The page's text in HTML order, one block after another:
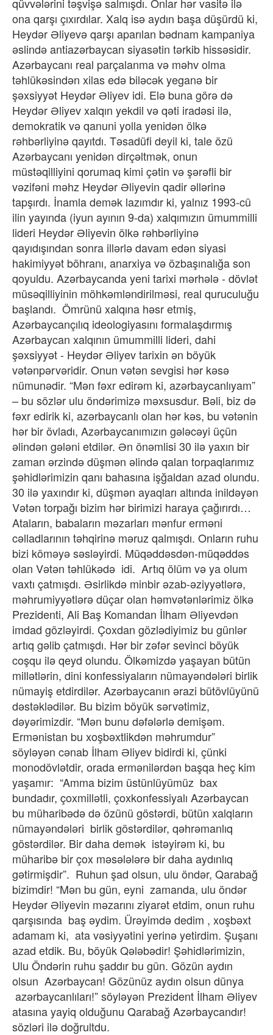
ona qarşı çıxırdılar. Xalq isə aydın başa düşürdü ki,
Heydər Əliyevə qarşı aparılan bədnam kampaniya
əslində antiazərbaycan siyasətin tərkib hissəsidir.
Azərbaycanı real parçalanma və məhv olma
təhlükəsindən xilas edə biləcək yeganə bir
şəxsiyyət Heydər Əliyev idi. Elə buna görə də
Heydər Əliyev xalqın yekdil və qəti iradəsi ilə,
demokratik və qanuni yolla yenidən ölkə
rəhbərliyinə qayıtdı. Təsadüfi deyil ki, tale özü
Azərbaycanı yenidən dirçəltmək, onun
müstəqilliyini qorumaq kimi çətin və şərəfli bir
vəzifəni məhz Heydər Əliyevin qadir əllərinə
tapşırdı. İnamla demək lazımdır ki, yalnız 1993-cü
ilin yayında (iyun ayının 9-da) xalqımızın ümummilli
lideri Heydər Əliyevin ölkə rəhbərliyinə
qayıdışından sonra illərlə davam edən siyasi
hakimiyyət böhranı, anarxiya və özbaşınalığa son
qoyuldu. Azərbaycanda yeni tarixi mərhələ - dövlət
müsəqilliyinin möhkəmləndirilməsi, real quruculuğu
başlandı. Ömrünü xalqına həsr etmiş,
Azərbaycançılıq ideologiyasını formalaşdırmış
Azərbaycan xalqının ümummilli lideri, dahi
şəxsiyyət - Heydər Əliyev tarixin ən böyük
vətənpərvəridir. Onun vətən sevgisi hər kəsə
nümunədir. “Mən fəxr edirəm ki, azərbaycanlıyam”
– bu sözlər ulu öndərimizə məxsusdur. Bəli, biz də
fəxr edirik ki, azərbaycanlı olan hər kəs, bu vətənin
hər bir övladı, Azərbaycanımızın gələcəyi üçün
əlindən gələni etdilər. Ən önəmlisi 30 ilə yaxın bir
zaman ərzində düşmən əlində qalan torpaqlarımız
şəhidlərimizin qanı bahasına işğaldan azad olundu.
30 ilə yaxındır ki, düşmən ayaqları altında inildəyən
Vətən torpağı bizim hər birimizi haraya çağırırdı…
Ataların, babaların məzarları mənfur erməni
cəlladlarının təhqirinə məruz qalmışdı. Onların ruhu
bizi köməyə səsləyirdi. Müqəddəsdən-müqəddəs
olan Vətən təhlükədə idi. Artıq ölüm və ya olum
vaxtı çatmışdı. Əsirlikdə minbir əzab-əziyyətlərə,
məhrumiyyətlərə düçar olan həmvətənlərimiz ölkə
Prezidenti, Ali Baş Komandan İlham Əliyevdən
imdad gözləyirdi. Çoxdan gözlədiyimiz bu günlər
artıq gəlib çatmışdı. Hər bir zəfər sevinci böyük
coşqu ilə qeyd olundu. Ölkəmizdə yaşayan bütün
millətlərin, dini konfessiyaların nümayəndələri birlik
nümayiş etdirdilər. Azərbaycanın ərazi bütövlüyünü
dəstəklədilər. Bu bizim böyük sərvətimiz,
dəyərimizdir. “Mən bunu dəfələrlə demişəm.
Ermənistan bu xoşbəxtlikdən məhrumdur”
söyləyən cənab İlham Əliyev bidirdi ki, çünki
monodövlətdir, orada ermənilərdən başqa heç kim
yaşamır: “Amma bizim üstünlüyümüz bax
bundadır, çoxmillətli, çoxkonfessiyalı Azərbaycan
bu müharibədə də özünü göstərdi, bütün xalqların
nümayəndələri birlik göstərdilər, qəhrəmanlıq
göstərdilər. Bir daha demək istəyirəm ki, bu
müharibə bir çox məsələlərə bir daha aydınlıq
gətirmişdir”. Ruhun şad olsun, ulu öndər, Qarabağ
bizimdir! “Mən bu gün, eyni zamanda, ulu öndər
Heydər Əliyevin məzarını ziyarət etdim, onun ruhu
qarşısında baş əydim. Ürəyimdə dedim , xoşbəxt
adamam ki, ata vəsiyyətini yerinə yetirdim. Şuşanı
azad etdik. Bu, böyük Qələbədir! Şəhidlərimizin,
Ulu Öndərin ruhu şaddır bu gün. Gözün aydın
olsun Azərbaycan! Gözünüz aydın olsun dünya
azərbaycanlıları!” söyləyən Prezident İlham Əliyev
atasına yayiq olduğunu Qarabağ Azərbaycandır!
sözləri ilə doğrultdu.